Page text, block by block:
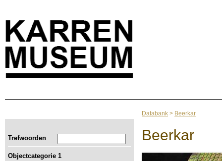
Trefwoorden
Objectcategorie 1
Databank > Beerkar
Beerkar